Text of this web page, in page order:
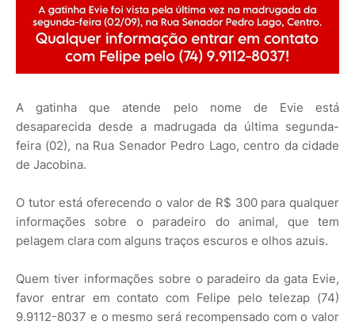
A gatinha que atende pelo nome de Evie está
desaparecida desde a madrugada da última segunda-
feira (02), na Rua Senador Pedro Lago, centro da cidade
de Jacobina.
O tutor está oferecendo o valor de R$ 300 para qualquer
informações sobre o paradeiro do animal, que tem
pelagem clara com alguns traços escuros e olhos azuis.
Quem tiver informações sobre o paradeiro da gata Evie,
favor entrar em contato com Felipe pelo telezap (74)
9.9112-8037 e o mesmo será recompensado com o valor